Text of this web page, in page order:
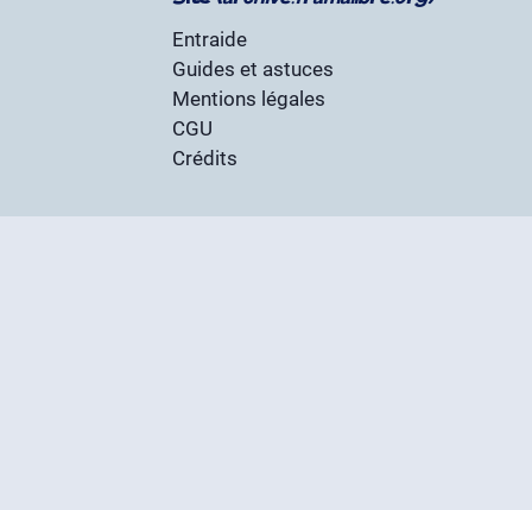
Entraide
Guides et astuces
Mentions légales
CGU
Crédits